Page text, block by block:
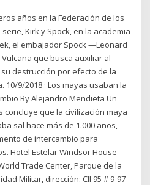
años en la Federación de los
Kirk y Spock, en la academia
el embajador Spock —Leonard
que busca auxiliar al
destrucción por efecto de la
9/2018 · Los mayas usaban la
By Alejandro Mendieta Un
que la civilización maya
sal hace más de 1.000 años,
de intercambio para
Hotel Estelar Windsor House –
Trade Center, Parque de la
Militar, dirección: Cll 95 # 9-97